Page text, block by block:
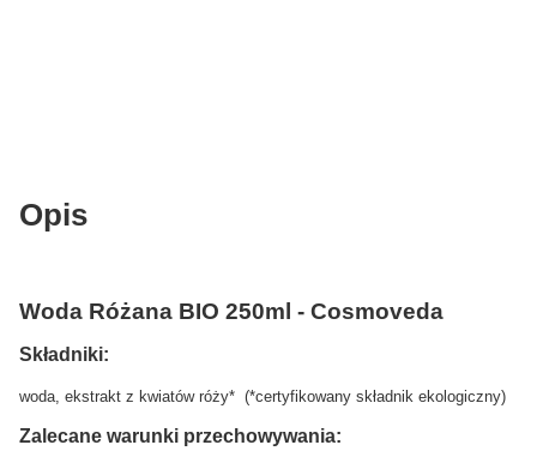
Opis
Woda Różana BIO 250ml - Cosmoveda
Składniki:
woda, ekstrakt z kwiatów róży* (*certyfikowany składnik ekologiczny)
Zalecane warunki przechowywania: